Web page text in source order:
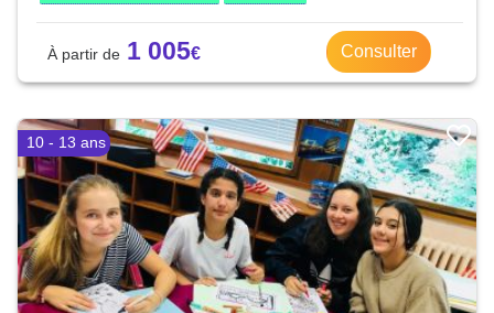
1 005 Consulter
10 - 13 ans